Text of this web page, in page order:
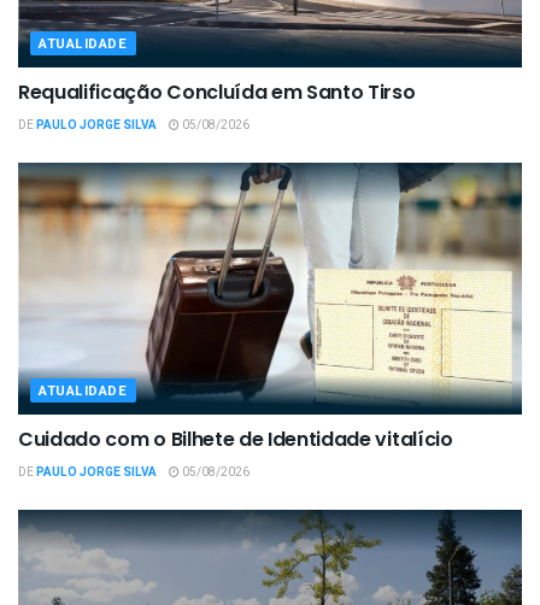
ATUALIDADE
Requalificação Concluída em Santo Tirso
DEPAULO JORGE SILVA 05/08/2026
ATUALIDADE
Cuidado com o Bilhete de Identidade vitalício
DEPAULO JORGE SILVA 05/08/2026